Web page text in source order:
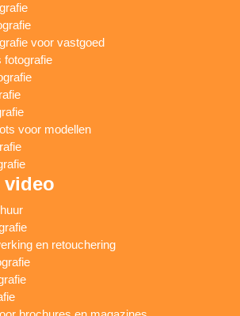
voor vastgoed
fotografie
voor modellen
video
en retouchering